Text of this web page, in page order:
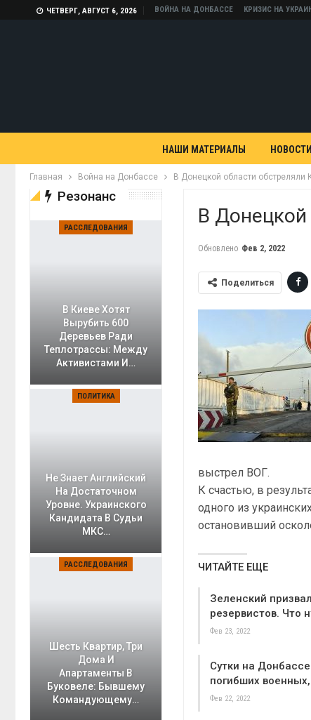
ЧЕТВЕРГ, АВГУСТ 6, 2026 ВОЙНА НА ДОНБАССЕ КРИЗИС НА
НАШИ МАТЕРИАЛЫ
Главная Война на Донбассе В Донецкой области обстреляли
В Донецкой
Обновлено Фев 2, 2022
Поделиться
выстрел ВОГ.
К счастью, в
одного из
остановивший
ЧИТАЙТЕ ЕЩЕ
Зеленский
резервистов. Что
Фев 23, 2022
Сутки на
погибших
Фев 22, 2022
Резонанс
РАССЛЕДОВАНИЯ
В Киеве Хотят
Вырубить 600
Деревьев Ради
Теплотрассы: Между
Активистами И…
ПОЛИТИКА
Не Знает Английский
На Достаточном
Уровне. Украинского
Кандидата В Судьи
МКС…
РАССЛЕДОВАНИЯ
Шесть Квартир, Три
Дома И
Апартаменты В
Буковеле: Бывшему
Командующему…